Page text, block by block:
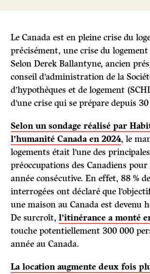
Le Canada est en pleine crise du
précisément, une crise du logement
Selon Derek Ballantyne, ancien
conseil d’administration de la
d’hypothèques et de logement
d’une crise qui se prépare depuis
Selon un sondage réalisé par
l’humanité Canada en 2024, le
logements était l’une des principales
préoccupations des Canadiens
année consécutive. En effet, 88 %
interrogées ont déclaré que
une maison au Canada est devenu
De surcroît,l’itinérance a monté
touche potentiellement 300 000
année au Canada.
La location augmente deux fois